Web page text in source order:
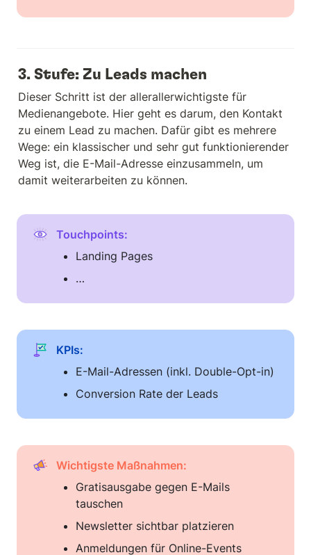
3. Stufe: Zu Leads machen
Dieser Schritt ist der allerallerwichtigste für
Medienangebote. Hier geht es darum, den Kontakt
zu einem Lead zu machen. Dafür gibt es mehrere
Wege: ein klassischer und sehr gut funktionierender
Weg ist, die E-Mail-Adresse einzusammeln, um
damit weiterarbeiten zu können.
Touchpoints:
Landing Pages
…
KPIs:
E-Mail-Adressen (inkl. Double-Opt-in)
Conversion Rate der Leads
Wichtigste Maßnahmen:
Gratisausgabe gegen E-Mails
tauschen
Newsletter sichtbar platzieren
Anmeldungen für Online-Events